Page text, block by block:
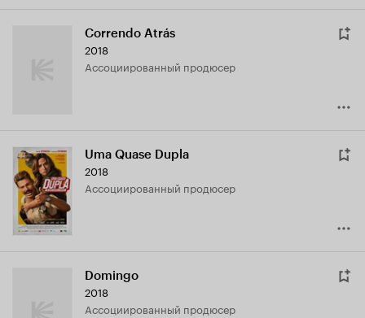
Correndo Atrás
2018
ассоциированный продюсер
Uma Quase Dupla
2018
ассоциированный продюсер
Domingo
2018
ассоциированный продюсер